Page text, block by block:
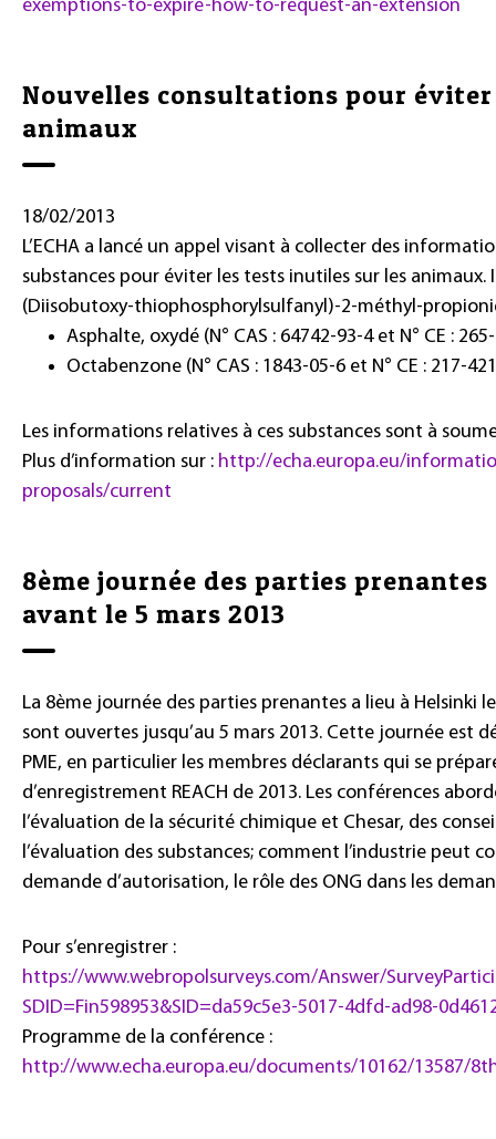
exemptions-to-expire-how-to-request-an-extension
Nouvelles consultations pour
animaux
18/02/2013
L’ECHA a lancé un appel visant à collecter des
substances pour éviter les tests inutiles sur les animaux.
(Diisobutoxy-thiophosphorylsulfanyl)-2-méthyl-
Asphalte, oxydé (N° CAS : 64742-93-4 et N° CE :
Octabenzone (N° CAS : 1843-05-6 et N° CE : 217-
Les informations relatives à ces substances sont à
Plus d’information sur : http://echa.europa.eu/
proposals/current
8ème journée des parties
avant le 5 mars 2013
La 8ème journée des parties prenantes a lieu à Helsinki
sont ouvertes jusqu’au 5 mars 2013. Cette journée est
PME, en particulier les membres déclarants qui se
d’enregistrement REACH de 2013. Les conférences
l’évaluation de la sécurité chimique et Chesar, des
l’évaluation des substances; comment l’industrie peut
demande d’autorisation, le rôle des ONG dans les
Pour s’enregistrer :
https://www.webropolsurveys.com/Answer/
SDID=Fin598953&SID=da59c5e3-5017-4dfd-ad98-
Programme de la conférence :
http://www.echa.europa.eu/documents/10162/13587/